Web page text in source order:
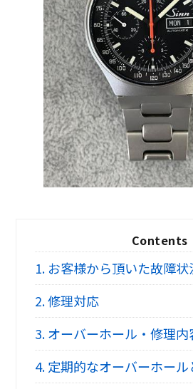
Contents
1.お客様から頂いた故障状
2.修理対応
3.オーバーホール・修理内
4.定期的なオーバーホール